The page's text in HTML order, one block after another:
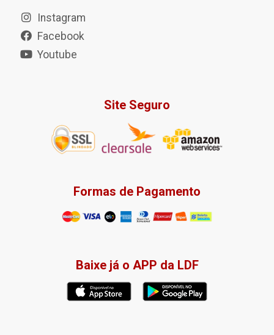
Instagram
Facebook
Youtube
Site Seguro
Formas de Pagamento
Baixe já o APP da LDF